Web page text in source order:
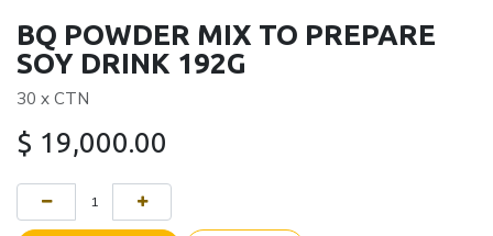
BQ POWDER MIX TO PREPARE
SOY DRINK 192G
30 x CTN
$ 19,000.00